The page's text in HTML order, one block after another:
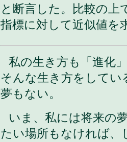
と断言した。比較の上
指標に対して近似値を
私の生き方も「進化
そんな生き方をしてい
夢もない。
いま、私には将来の
たい場所もなければ